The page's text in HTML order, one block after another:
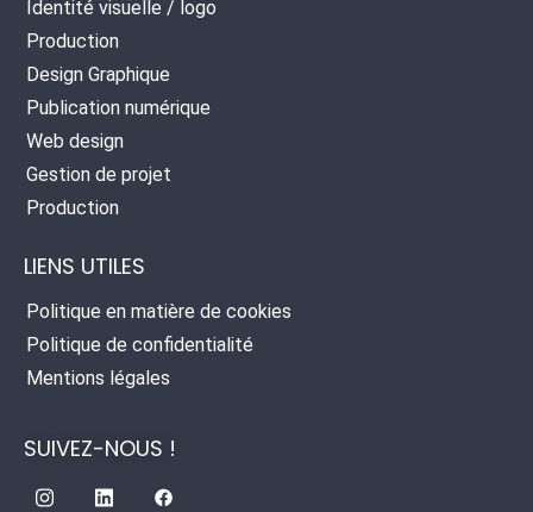
Identité visuelle / logo
Production
Design Graphique
Publication numérique
Web design
Gestion de projet
Production
LIENS UTILES
Politique en matière de cookies
Politique de confidentialité
Mentions légales
SUIVEZ-NOUS !